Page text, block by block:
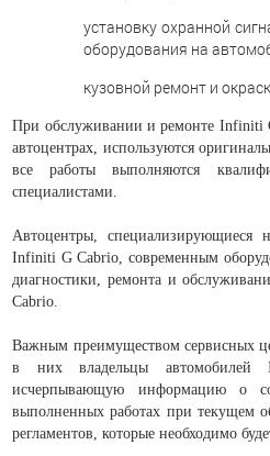
установку охранной
оборудования на
кузовной ремонт и
При обслуживании и ремонте Infiniti
автоцентрах, используются
все работы выполняются
специалистами.
Автоцентры, специализирующиеся
Infiniti G Cabrio, современным
диагностики, ремонта и
Cabrio.
Важным преимуществом сервисных
в них владельцы
исчерпывающую информацию о
выполненных работах при текущем
регламентов, которые необходимо